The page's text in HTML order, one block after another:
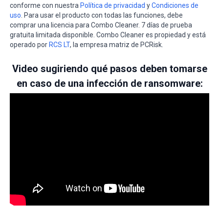
conforme con nuestra Política de privacidad yCondiciones de
uso . Para usar el producto con todas las funciones, debe
comprar una licencia para Combo Cleaner. 7 días de prueba
gratuita limitada disponible. Combo Cleaner es propiedad y está
operado por RCS LT, la empresa matriz de PCRisk.
Video sugiriendo qué pasos deben tomarse
en caso de una infección de ransomware: